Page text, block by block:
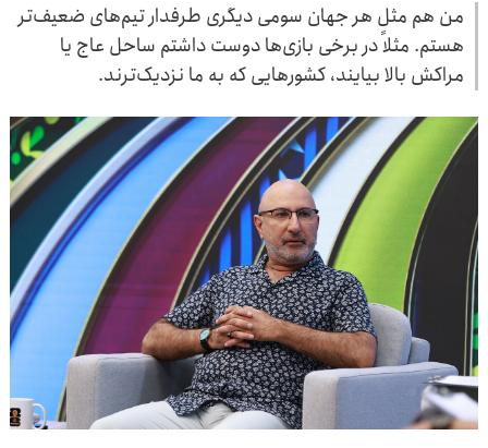
من هم مثل هر جهان سومی دیگری طرفدار تیم‌های ضعیف‌تر
هستم. مثلاً در برخی بازی‌ها دوست داشتم ساحل عاج یا
مراکش بالا بیایند، کشورهایی که به ما نزدیک‌ترند.